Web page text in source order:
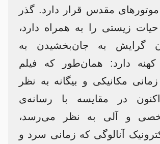
موتورهای مقدس قرار دارد. گذر
حیات زیستی را به همراه دارد،
گرایش به جان‌بخشیدن به
کهنه دارد: همان‌طور که فیلم
زمانی مکانیکی و بیگانه به نظر
در مقایسه با رسانه‌ی
و آلی به نظر می‌رسد،
آنالوگی که زمانی سرد و